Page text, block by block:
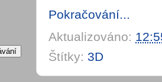
Pokračování...
Aktualizováno:
Štítky: 3D